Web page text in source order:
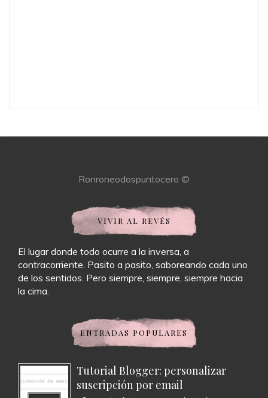
Ronroneodospuntocero ©
VIVIR AL REVÉS
El lugar donde todo ocurre a la inversa, a
contracorriente. Pasito a pasito, saboreando cada uno
de los sentidos. Pero siempre, siempre, siempre hacia
la cima.
ENTRADAS POPULARES
Tutorial Blogger: personalizar
suscripción por email